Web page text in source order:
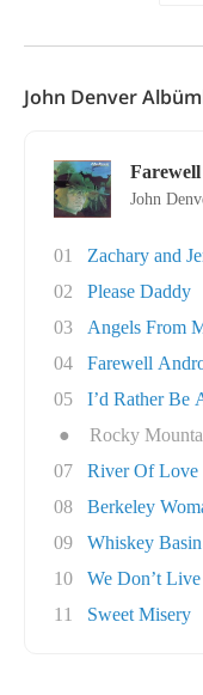
John Denver
John
01
Zachary and
02
Please Daddy
03
Angels From
04
Farewell
05
I’d Rather Be
●
Rocky
07
River Of Love
08
Berkeley
09
Whiskey
10
We Don’t
11
Sweet Misery